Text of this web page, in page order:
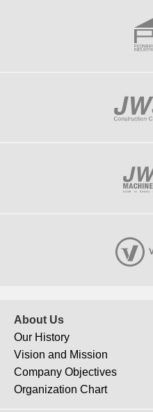
About Us
Our History
Vision and Mission
Company Objectives
Organization Chart